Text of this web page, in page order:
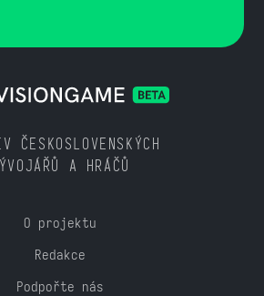
ČESKOSLOVENSKÝCH
A HRÁČŮ
O projektu
Redakce
Podpořte nás